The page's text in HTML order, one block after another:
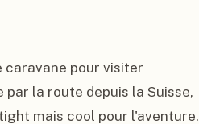
caravane pour visiter
la route depuis la Suisse,
mais cool pour l'aventure.